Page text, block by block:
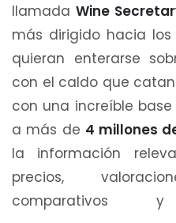
llamada Wine
más dirigido hacia los
quieran enterarse
con el caldo que
con una increíble
a más de 4 millones
la información
precios,